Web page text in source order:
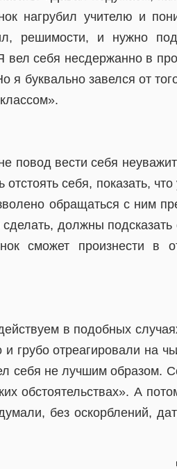
нагрубил учителю и
решимости, и нужно
вел себя несдержанно в
я буквально завелся от
повод вести себя
себя, показать, что
обращаться с ним
должны
сможет произнести в
в подобных
грубо отреагировали на
себя не лучшим образом.
обстоятельствах». А
без оскорблений,